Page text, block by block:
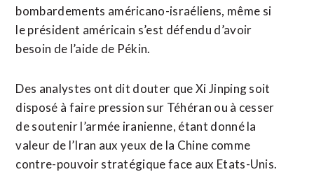
bombardements américano-israéliens, même si
le président américain s’est défendu d’avoir
besoin de l’aide de Pékin.
Des analystes ont dit douter que Xi Jinping soit
disposé à faire pression sur Téhéran ou à cesser
de soutenir l’armée iranienne, étant donné la
valeur de l’Iran aux yeux de la Chine comme
contre-pouvoir stratégique face aux Etats-Unis.